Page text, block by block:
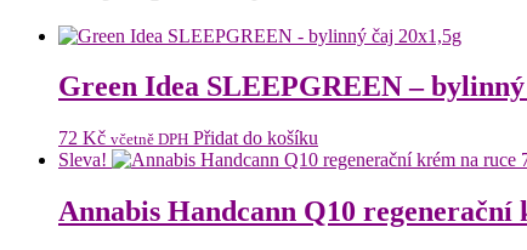
Green Idea SLEEPGREEN –
72 Kč včetně DPH Přidat do košíku
Sleva!
Annabis Handcann Q10 regenerační